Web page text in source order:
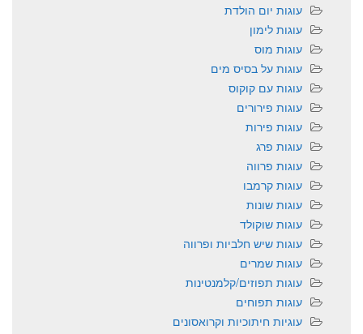
עוגות יום הולדת
עוגות לימון
עוגות מוס
עוגות על בסיס מים
עוגות עם קוקוס
עוגות פירורים
עוגות פירות
עוגות פרג
עוגות פרווה
עוגות קרמבו
עוגות שונות
עוגות שוקולד
עוגות שיש חלביות ופרווה
עוגות שמרים
עוגות תפוזים/קלמנטינות
עוגות תפוחים
עוגיות חיתוכיות וקרואסונים